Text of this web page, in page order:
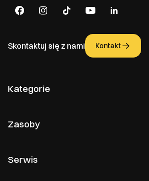
Skontaktuj się z nami Kontakt
Kategorie
Zasoby
Serwis